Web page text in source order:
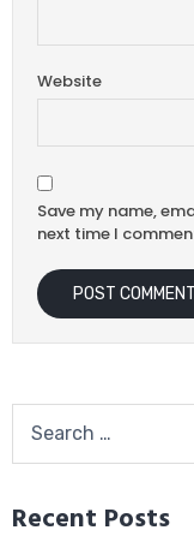
Website
Save my name,
next time I
Recent Posts